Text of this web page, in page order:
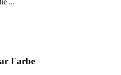
...
Farbe